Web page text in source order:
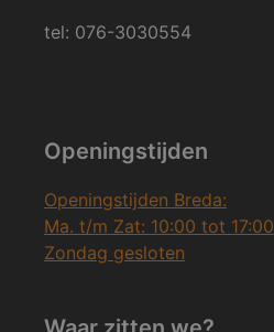
tel: 076-3030554
Openingstijden
Openingstijden Breda:
Ma. t/m Zat: 10:00 tot 17:00
Zondag gesloten